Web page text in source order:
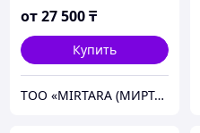
от27 500₸
Купить
ТОО «MIRTARA (МИРТАРА)»